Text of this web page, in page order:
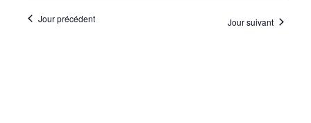
Jour précédent Jour suivant